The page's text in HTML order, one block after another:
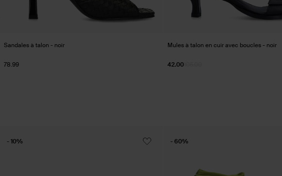
Sandales à talon - noir
78.99
Mules à talon en cuir avec boucles - noir
105.00
42.00
- 10% - 60%